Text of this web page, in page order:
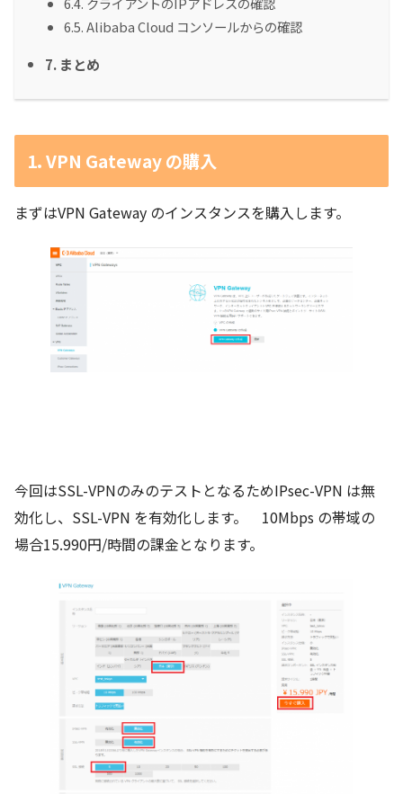
6.5. Alibaba Cloud コンソールからの確認
7. まとめ
1. VPN Gateway の購入
まずはVPN Gateway のインスタンスを購入します。
今回はSSL-VPNのみのテストとなるためIPsec-VPN は無
効化し、SSL-VPN を有効化します。 10Mbps の帯域の
場合15.990円/時間の課金となります。